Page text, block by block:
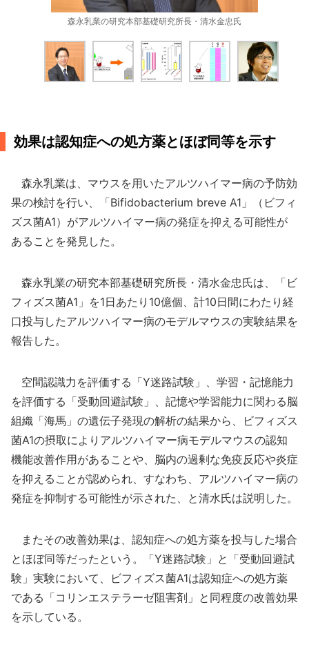
森永乳業の研究本部基礎研究所長・清水金忠氏
効果は認知症への処方薬とほぼ同等を示す
森永乳業は、マウスを用いたアルツハイマー病の予防効
果の検討を行い、「Bifidobacterium breve A1」（ビフィ
ズス菌A1）がアルツハイマー病の発症を抑える可能性が
あることを発見した。
森永乳業の研究本部基礎研究所長・清水金忠氏は、「ビ
フィズス菌A1」を1日あたり10億個、計10日間にわたり経
口投与したアルツハイマー病のモデルマウスの実験結果を
報告した。
空間認識力を評価する「Y迷路試験」、学習・記憶能力
を評価する「受動回避試験」、記憶や学習能力に関わる脳
組織「海馬」の遺伝子発現の解析の結果から、ビフィズス
菌A1の摂取によりアルツハイマー病モデルマウスの認知
機能改善作用があることや、脳内の過剰な免疫反応や炎症
を抑えることが認められ、すなわち、アルツハイマー病の
発症を抑制する可能性が示された、と清水氏は説明した。
またその改善効果は、認知症への処方薬を投与した場合
とほぼ同等だったという。「Y迷路試験」と「受動回避試
験」実験において、ビフィズス菌A1は認知症への処方薬
である「コリンエステラーゼ阻害剤」と同程度の改善効果
を示している。